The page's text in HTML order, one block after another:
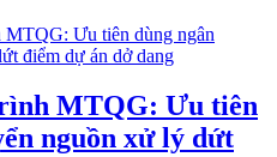
MTQG: Ưu tiên
nguồn xử lý dứt